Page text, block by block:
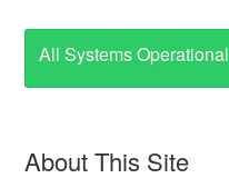
All Systems Operational
About This Site